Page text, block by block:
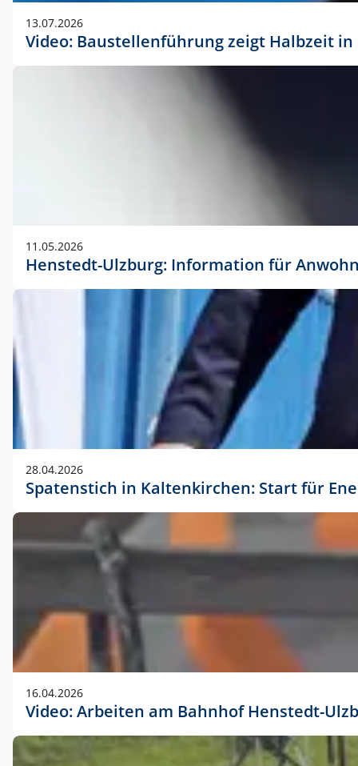
13.07.2026
Video: Baustellenführung zeigt Halbzeit
11.05.2026
Henstedt-Ulzburg: Information für
28.04.2026
Spatenstich in Kaltenkirchen: Start für
16.04.2026
Video: Arbeiten am Bahnhof Henstedt-